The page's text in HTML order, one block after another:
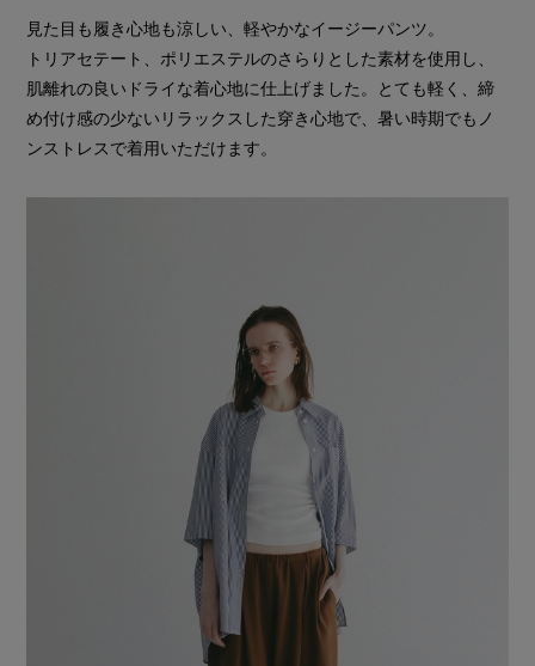
見た目も履き心地も涼しい、軽やかなイージーパンツ。
トリアセテート、ポリエステルのさらりとした素材を使用し、
肌離れの良いドライな着心地に仕上げました。とても軽く、締
め付け感の少ないリラックスした穿き心地で、暑い時期でもノ
ンストレスで着用いただけます。